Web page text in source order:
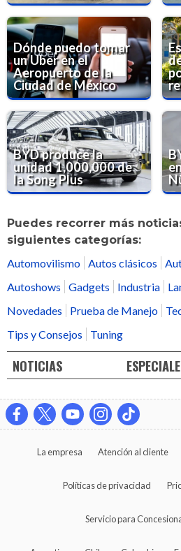
Dónde puedo tomar
un Uber en el
Aeropuerto de la
Ciudad de México
BYD produce la
unidad 1,000,000 de
la Song Plus
Puedes recorrer más
siguientes categorías:
Automovilismo Autos clásicos
Autoshows
Gadgets Industria
Novedades
Prueba de Manejo
Tips y Consejos
Tuning
NOTICIAS
La empresa Atención al cliente
Políticas de privacidad
Servicio para